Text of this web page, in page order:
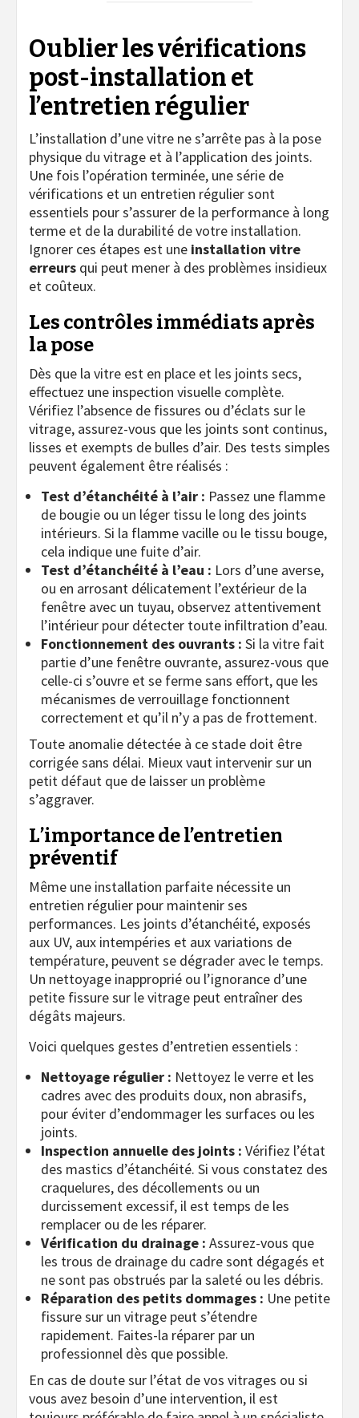
Oublier les vérifications
post-installation et
l’entretien régulier
L’installation d’une vitre ne s’arrête pas à la pose
physique du vitrage et à l’application des joints.
Une fois l’opération terminée, une série de
vérifications et un entretien régulier sont
essentiels pour s’assurer de la performance à long
terme et de la durabilité de votre installation.
Ignorer ces étapes est une installation vitre
erreurs qui peut mener à des problèmes insidieux
et coûteux.
Les contrôles immédiats après
la pose
Dès que la vitre est en place et les joints secs,
effectuez une inspection visuelle complète.
Vérifiez l’absence de fissures ou d’éclats sur le
vitrage, assurez-vous que les joints sont continus,
lisses et exempts de bulles d’air. Des tests simples
peuvent également être réalisés :
Test d’étanchéité à l’air : Passez une flamme
de bougie ou un léger tissu le long des joints
intérieurs. Si la flamme vacille ou le tissu bouge,
cela indique une fuite d’air.
Test d’étanchéité à l’eau : Lors d’une averse,
ou en arrosant délicatement l’extérieur de la
fenêtre avec un tuyau, observez attentivement
l’intérieur pour détecter toute infiltration d’eau.
Fonctionnement des ouvrants : Si la vitre fait
partie d’une fenêtre ouvrante, assurez-vous que
celle-ci s’ouvre et se ferme sans effort, que les
mécanismes de verrouillage fonctionnent
correctement et qu’il n’y a pas de frottement.
Toute anomalie détectée à ce stade doit être
corrigée sans délai. Mieux vaut intervenir sur un
petit défaut que de laisser un problème
s’aggraver.
L’importance de l’entretien
préventif
Même une installation parfaite nécessite un
entretien régulier pour maintenir ses
performances. Les joints d’étanchéité, exposés
aux UV, aux intempéries et aux variations de
température, peuvent se dégrader avec le temps.
Un nettoyage inapproprié ou l’ignorance d’une
petite fissure sur le vitrage peut entraîner des
dégâts majeurs.
Voici quelques gestes d’entretien essentiels :
Nettoyage régulier : Nettoyez le verre et les
cadres avec des produits doux, non abrasifs,
pour éviter d’endommager les surfaces ou les
joints.
Inspection annuelle des joints : Vérifiez l’état
des mastics d’étanchéité. Si vous constatez des
craquelures, des décollements ou un
durcissement excessif, il est temps de les
remplacer ou de les réparer.
Vérification du drainage : Assurez-vous que
les trous de drainage du cadre sont dégagés et
ne sont pas obstrués par la saleté ou les débris.
Réparation des petits dommages : Une petite
fissure sur un vitrage peut s’étendre
rapidement. Faites-la réparer par un
professionnel dès que possible.
En cas de doute sur l’état de vos vitrages ou si
vous avez besoin d’une intervention, il est